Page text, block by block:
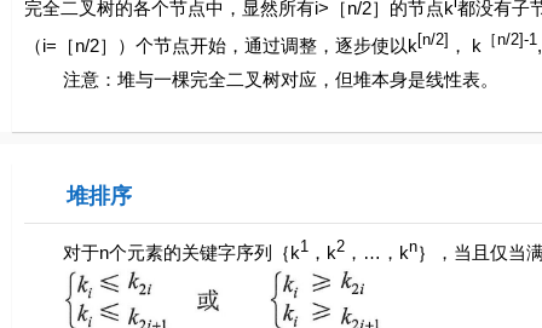
完全二叉树的各个节点中，显然所有i>［n/2］的节点k 都没有子
（i=［n/2］）个节点开始，通过调整，逐步使以k [n/2] ， k ［n/2]-1
注意：堆与一棵完全二叉树对应，但堆本身是线性表。
堆排序
对于n个元素的关键字序列｛k1， k2，…， kn｝，当且仅当